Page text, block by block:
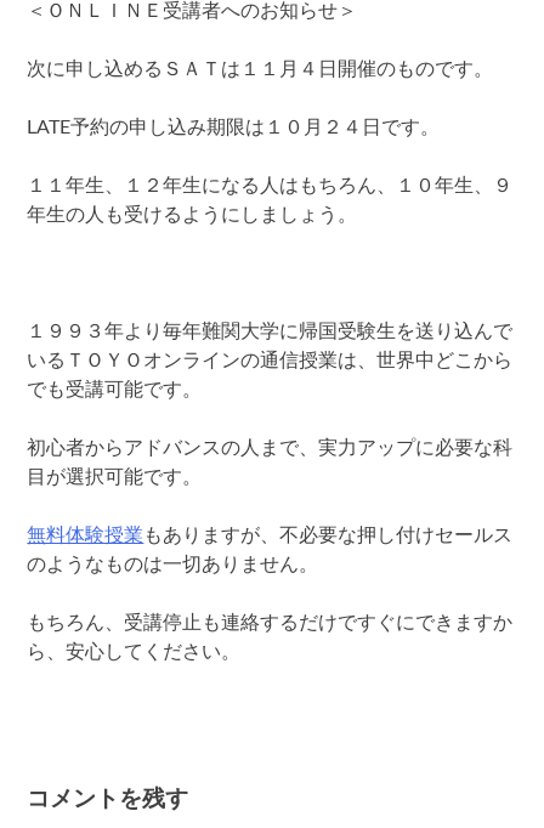
＜ＯＮＬＩＮＥ受講者へのお知らせ＞
次に申し込めるＳＡＴは１１月４日開催のものです。
LATE予約の申し込み期限は１０月２４日です。
１１年生、１２年生になる人はもちろん、１０年生、９
年生の人も受けるようにしましょう。
１９９３年より毎年難関大学に帰国受験生を送り込んで
いるＴＯＹＯオンラインの通信授業は、世界中どこから
でも受講可能です。
初心者からアドバンスの人まで、実力アップに必要な科
目が選択可能です。
無料体験授業 もありますが、不必要な押し付けセールス
のようなものは一切ありません。
もちろん、受講停止も連絡するだけですぐにできますか
ら、安心してください。
コメントを残す